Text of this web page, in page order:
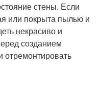
стены. Если
или покрыта пылью и
некрасиво и
созданием
отремонтировать